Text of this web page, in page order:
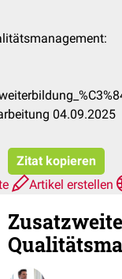
04.09.2025
Zitat kopieren
Artikel erstellen